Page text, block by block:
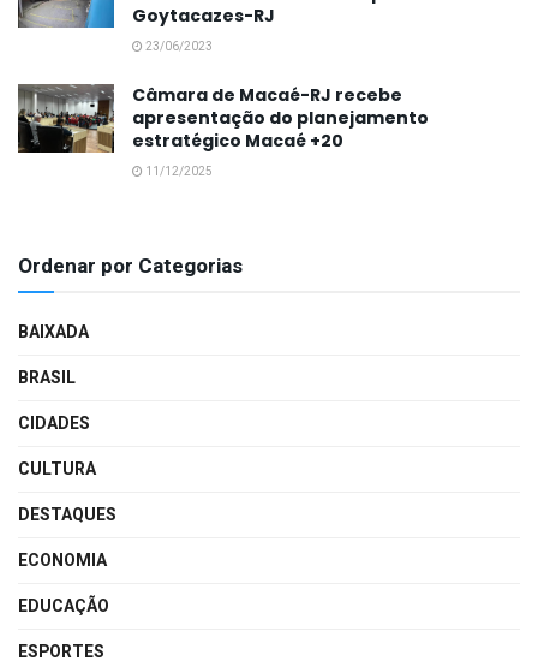
Goytacazes-RJ
23/06/2023
Câmara de Macaé-RJ recebe
apresentação do planejamento
estratégico Macaé +20
11/12/2025
Ordenar por Categorias
BAIXADA
BRASIL
CIDADES
CULTURA
DESTAQUES
ECONOMIA
EDUCAÇÃO
ESPORTES